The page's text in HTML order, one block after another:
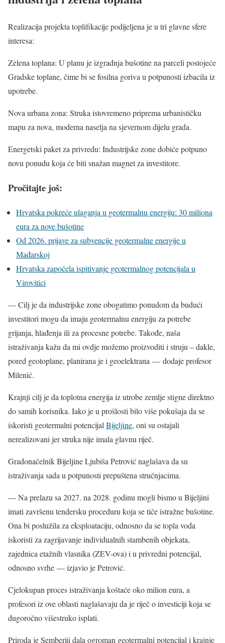
Realizacija projekta toplifikacije podijeljena je u tri glavne sfere
interesa:
Zelena toplana: U planu je izgradnja bušotine na parceli postojeće
Gradske toplane, čime bi se fosilna goriva u potpunosti izbacila iz
upotrebe.
Nova urbana zona: Struka istovremeno priprema urbanističku
mapu za nova, moderna naselja na sjevernom dijelu grada.
Energetski paket za privredu: Industrijske zone dobiće potpuno
novu ponudu koja će biti snažan magnet za investitore.
Pročitajte još:
Hrvatska pokreće ulaganja u geotermalnu energiju: 30 miliona
eura za nove bušotine
Od 2026. prijave za subvencije geotermalne energije u
Mađarskoj
Hrvatska započela ispitivanje geotermalnog potencijala u
Virovitici
— Cilj je da industrijske zone obogatimo ponudom da budući
investitori mogu da imaju geotermalnu energiju za potrebe
grijanja, hlađenja ili za procesne potrebe. Takođe, naša
istraživanja kažu da mi ovdje možemo proizvoditi i struju – dakle,
pored geotoplane, planirana je i geoelektrana — dodaje profesor
Milenić.
Krajnji cilj je da toplotna energija iz utrobe zemlje stigne direktno
do samih korisnika. Iako je u prošlosti bilo više pokušaja da se
iskoristi geotermalni potencijal Bijeljine, oni su ostajali
nerealizovani jer struka nije imala glavnu riječ.
Gradonačelnik Bijeljine Ljubiša Petrović naglašava da su
istraživanja sada u potpunosti prepuštena stručnjacima.
— Na prelazu sa 2027. na 2028. godinu mogli bismo u Bijeljini
imati završenu tendersku proceduru koja se tiče istražne bušotine.
Ona bi poslužila za eksploataciju, odnosno da se topla voda
iskoristi za zagrijavanje individualnih stambenih objekata,
zajednica etažnih vlasnika (ZEV-ova) i u privredni potencijal,
odnosno svrhe — izjavio je Petrović.
Cjelokupan proces istraživanja koštaće oko milion eura, a
profesori iz ove oblasti naglašavaju da je riječ o investiciji koja se
dugoročno višestruko isplati.
Priroda je Semberiji dala ogroman geotermalni potencijal i krajnje